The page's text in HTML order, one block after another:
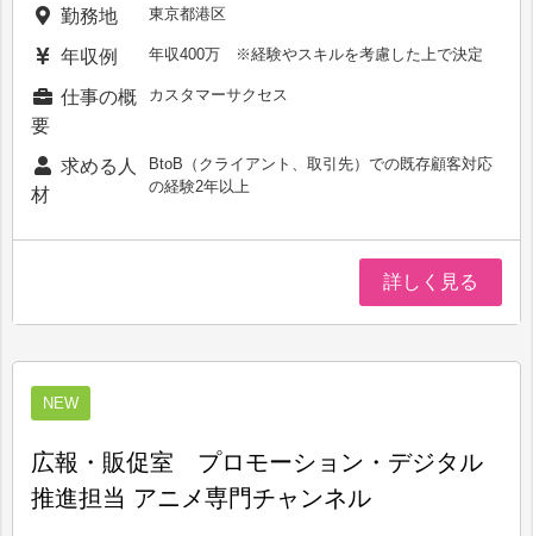
勤務地 東京都港区
年収例 年収400万 ※経験やスキルを考慮した上で決定
仕事の概
要
カスタマーサクセス
求める人
材
BtoB（クライアント、取引先）での既存顧客対応
の経験2年以上
詳しく見る
NEW
広報・販促室 プロモーション・デジタル
推進担当 アニメ専門チャンネル